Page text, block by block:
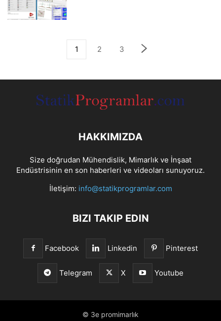
1 2 3
HAKKIMIZDA
Size doğrudan Mühendislik, Mimarlık ve İnşaat
Endüstrisinin en son haberleri ve videoları sunuyoruz.
İletişim: info@statikprogramlar.com
BIZI TAKIP EDIN
Facebook Linkedin Pinterest
Telegram X Youtube
© 3e promimarlık